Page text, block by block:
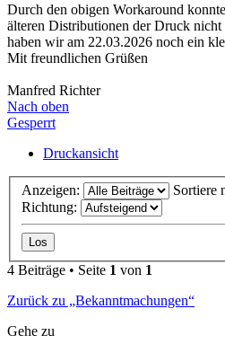
Durch den obigen Workaround
älteren Distributionen der Druck
haben wir am 22.03.2026 noch ein
Mit freundlichen Grüßen
Manfred Richter
Nach oben
Gesperrt
Druckansicht
Anzeigen:
Sortiere
Richtung:
4 Beiträge • Seite 1 von 1
Zurück zu „Bekanntmachungen“
Gehe zu